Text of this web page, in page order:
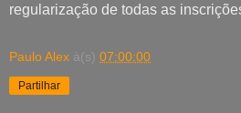
regularização de todas as
Paulo Alex à(s) 07:00:00
Partilhar